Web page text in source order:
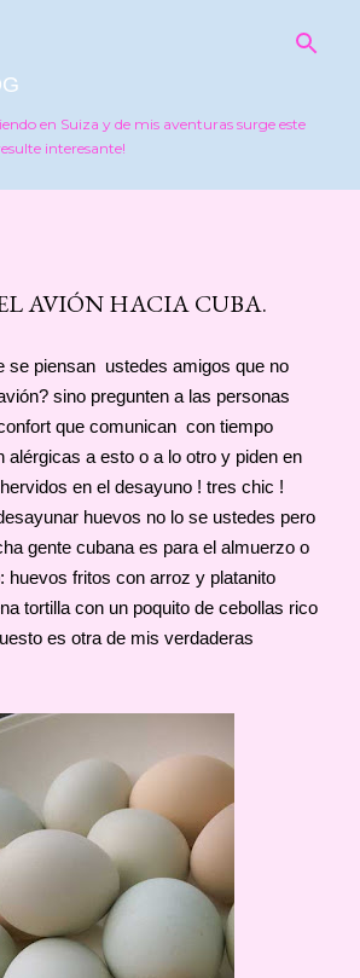
en Suiza y de mis aventuras surge este
interesante!
AVIÓN HACIA CUBA.
se piensan ustedes amigos que no
sino pregunten a las personas
que comunican con tiempo
alérgicas a esto o a lo otro y piden en
en el desayuno ! tres chic !
huevos no lo se ustedes pero
gente cubana es para el almuerzo o
huevos fritos con arroz y platanito
tortilla con un poquito de cebollas rico
es otra de mis verdaderas